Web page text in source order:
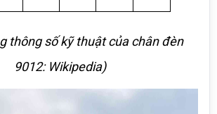
thông số kỹ thuật của chân đèn
9012: Wikipedia)